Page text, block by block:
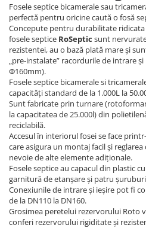
Fosele septice bicamerale sau
perfectă pentru oricine caută o fosă
Concepute pentru durabilitate ridicata
fosele septice RoSeptic sunt
rezistentei, au o bază plată mare și
„pre-instalate” racordurile de intrare
Φ160mm).
Fosele septice bicamerale si
capacități standard de la 1.000L la
Sunt fabricate prin turnare
la capacitatea de 25.000l) din
reciclabilă.
Accesul în interiorul fosei se face
care asigura un montaj facil și
nevoie de alte elemente adiționale.
Fosele septice au capacul din plastic
garnitură de etanșare și patru
Conexiunile de intrare și ieșire pot fi
de la DN110 la DN160.
Grosimea peretelui rezervorului Roto
conferi rezervorului rigiditate și